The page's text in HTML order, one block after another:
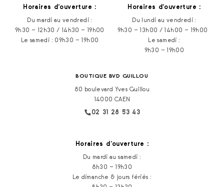
Horaires d‘ouverture :
Du mardi au vendredi :
9h30 – 12h30 / 14h30 – 19h00
Le samedi : 09h30 – 19h00
Horaires d‘ouverture :
Du lundi au vendredi :
9h30 – 13h00 / 14h00 – 19h00
Le samedi :
9h30 – 19h00
BOUTIQUE BVD GUILLOU
80 boulevard Yves Guillou
14000 CAEN
02 31 28 53 43
Horaires d‘ouverture :
Du mardi au samedi :
8h30 – 19h30
Le dimanche & jours fériés :